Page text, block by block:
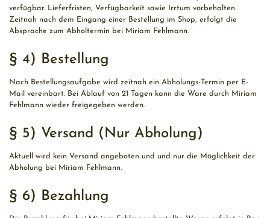
verfügbar. Lieferfristen, Verfügbarkeit sowie Irrtum vorbehalten.
Zeitnah nach dem Eingang einer Bestellung im Shop, erfolgt die
Absprache zum Abholtermin bei Miriam Fehlmann.
§ 4) Bestellung
Nach Bestellungsaufgabe wird zeitnah ein Abholungs-Termin per E-
Mail vereinbart. Bei Ablauf von 21 Tagen kann die Ware durch Miriam
Fehlmann wieder freigegeben werden.
§ 5) Versand (Nur Abholung)
Aktuell wird kein Versand angeboten und und nur die Möglichkeit der
Abholung bei Miriam Fehlmann.
§ 6) Bezahlung